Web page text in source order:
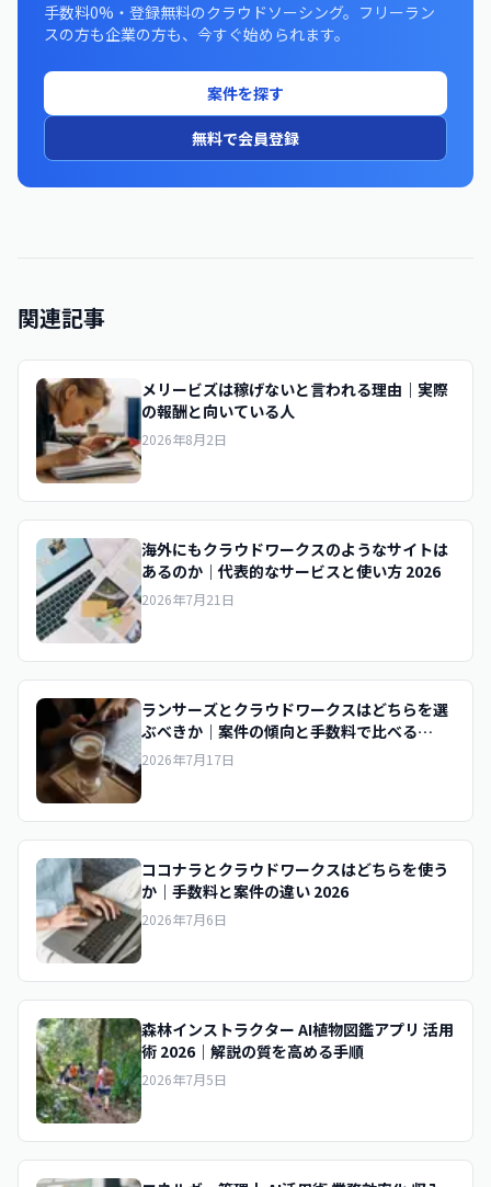
手数料0%・登録無料のクラウドソーシング。フリーラン
スの方も企業の方も、今すぐ始められます。
案件を探す
無料で会員登録
関連記事
メリービズは稼げないと言われる理由｜実際
の報酬と向いている人
2026年8月2日
海外にもクラウドワークスのようなサイトは
あるのか｜代表的なサービスと使い方 2026
2026年7月21日
ランサーズとクラウドワークスはどちらを選
ぶべきか｜案件の傾向と手数料で比べる
2026
2026年7月17日
ココナラとクラウドワークスはどちらを使う
か｜手数料と案件の違い 2026
2026年7月6日
森林インストラクター AI植物図鑑アプリ 活用
術 2026｜解説の質を高める手順
2026年7月5日